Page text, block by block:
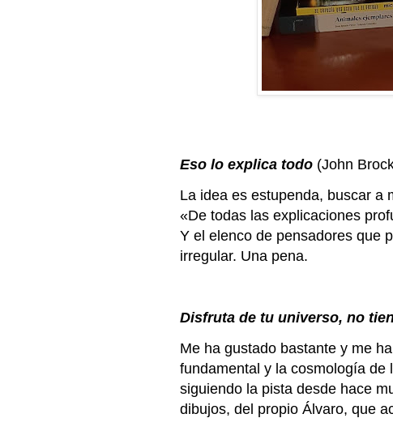
Eso lo explica todo (John
La idea es estupenda, buscar a
«De todas las explicaciones
Y el elenco de pensadores que
irregular. Una pena.
Disfruta de tu universo, no
Me ha gustado bastante y me
fundamental y la cosmología de
siguiendo la pista desde hace
dibujos, del propio Álvaro, que